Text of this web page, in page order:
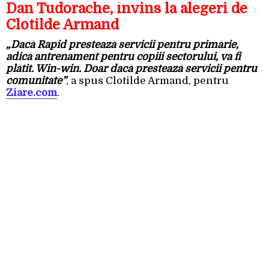
Dan Tudorache, învins la alegeri de
Clotilde Armand
„Dacă Rapid prestează servicii pentru primărie,
adică antrenament pentru copiii sectorului, va fi
plătit. Win-win. Doar dacă prestează servicii pentru
comunitate”, a spus Clotilde Armand, pentru
Ziare.com.